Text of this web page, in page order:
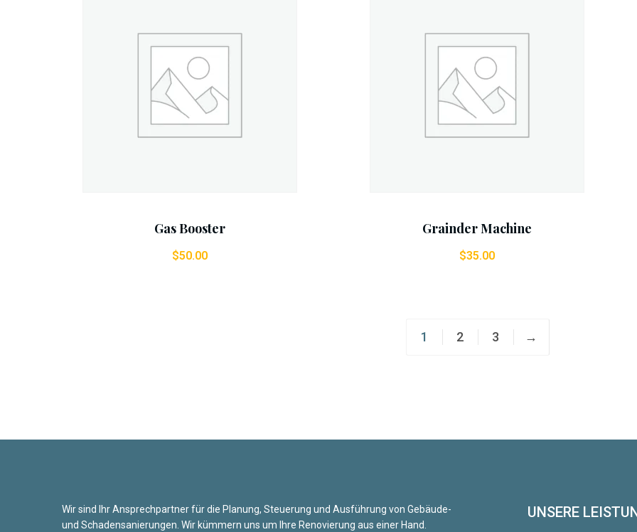
Gas Booster
$50.00
Grainder Machine
$35.00
1 2 3 →
Wir sind Ihr Ansprechpartner für die Planung, Steuerung und Ausführung von Gebäude-
und Schadensanierungen. Wir kümmern uns um Ihre Renovierung aus einer Hand.
UNSERE